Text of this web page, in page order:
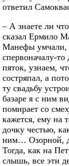
ответил
– А знаете ли
сказал Ермило
Манефы умчали,
спервоначалу-
пяток, узнаем,
состряпал, а
ту свадьбу
базаре я с ним
помирает со
кажется, ему на
дочку честью,
ним… Озорной,
Тогда, как на
слышь, все эти